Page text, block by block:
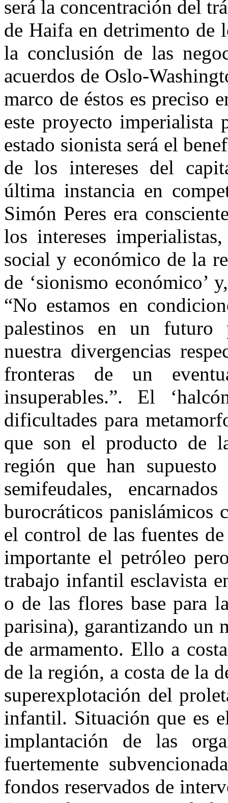
será la concentración del
de Haifa en detrimento
la conclusión de las
acuerdos de Oslo-
marco de éstos es preciso
este proyecto imperialista
estado sionista será el
de los intereses del
última instancia en
Simón Peres era
los intereses
social y económico de la
de ‘sionismo económico’
“No estamos en
palestinos en un futuro
nuestra divergencias
fronteras de un
insuperables.”. El
dificultades para
que son el producto de
región que han supuesto
semifeudales,
burocráticos panislámicos
el control de las fuentes
importante el petróleo
trabajo infantil esclavista
o de las flores base para
parisina), garantizando un
de armamento. Ello a
de la región, a costa de la
superexplotación del
infantil. Situación que es
implantación de las
fuertemente
fondos reservados de